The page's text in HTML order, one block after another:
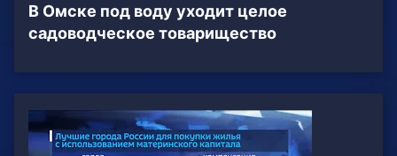
В Омске под воду уходит целое
садоводческое товарищество